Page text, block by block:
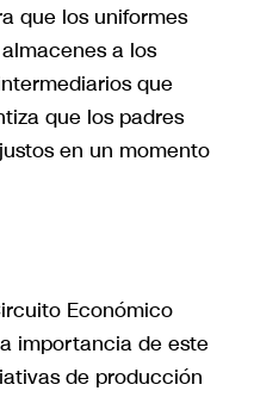
que los uniformes
a los
que
que los padres
en un momento
Económico
importancia de este
de producción